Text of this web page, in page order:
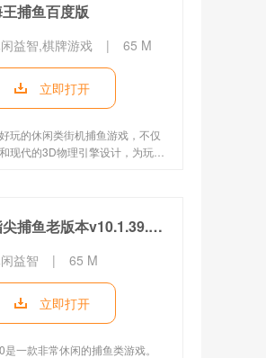
捕鱼百度版
益智,棋牌游戏 | 65 M
立即打开
玩的休闲类街机捕鱼游戏，不仅
现代的3D物理引擎设计，为玩家
指尖捕鱼老版本v10.1.39.5.0
益智 | 65 M
立即打开
一款非常休闲的捕鱼类游戏。